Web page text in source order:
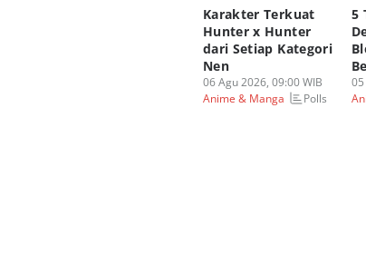
Karakter Terkuat
Hunter x Hunter
dari Setiap Kategori
Nen
06 Agu 2026, 09:00 WIB
Anime & Manga
Polls
5